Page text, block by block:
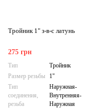
Тройник 1" з-в-с латунь
275 грн
Тип
Тройник
Размер резьбы
1"
Тип
соединения,
резьба
Наружная-
Внутренняя-
Наружная